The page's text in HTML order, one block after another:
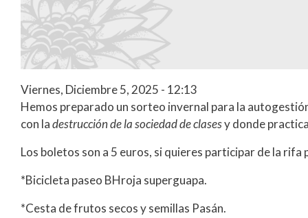
Viernes, Diciembre 5, 2025 - 12:13
Hemos preparado un sorteo invernal para la
con ladestrucción de la sociedad de clasesy donde
Los boletos son a 5 euros, si quieres participar de la
*Bicicleta paseo BHroja superguapa.
*Cesta de frutos secos y semillas Pasán.